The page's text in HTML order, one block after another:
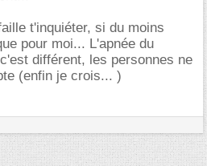
t'inquiéter, si du moins
pour moi... L'apnée du
différent, les personnes ne
(enfin je crois... )